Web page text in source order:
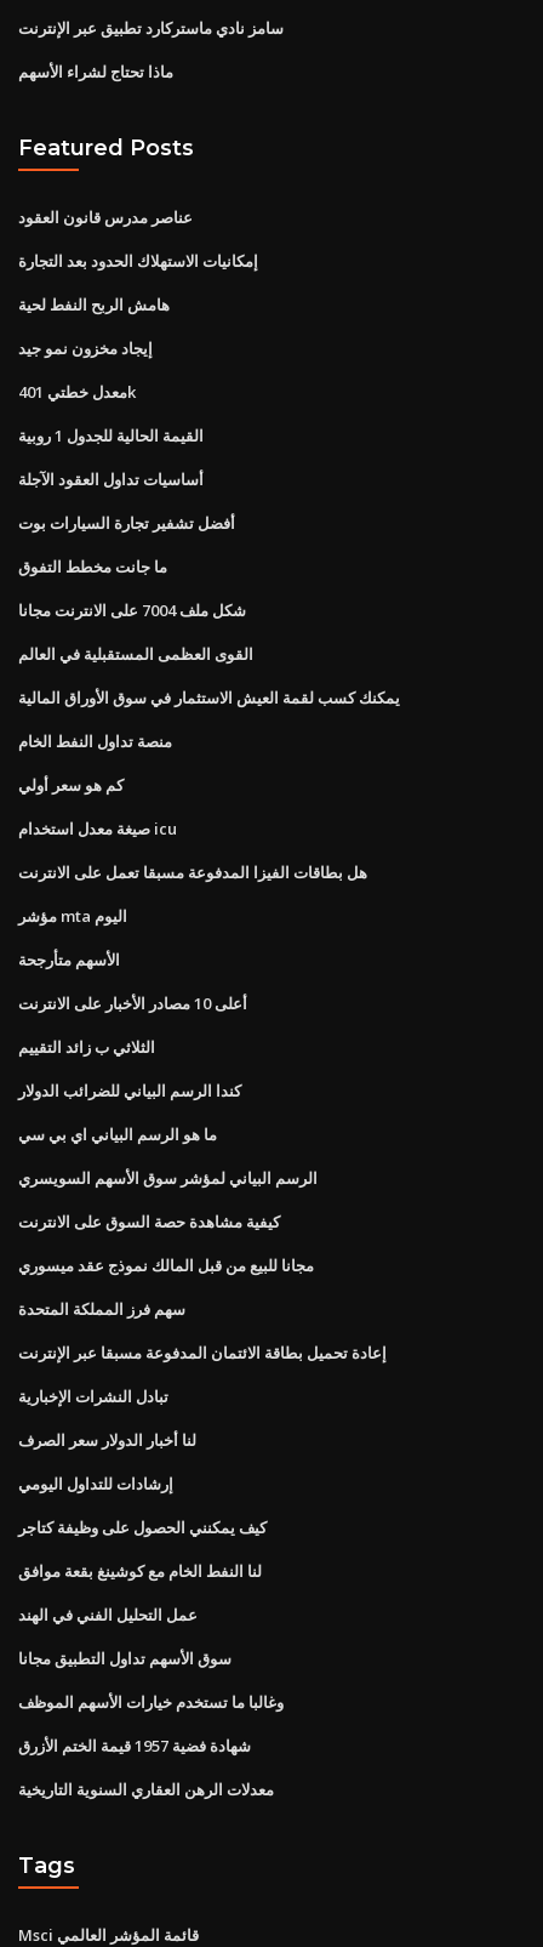
سامز نادي ماستركارد تطبيق عبر الإنترنت
ماذا تحتاج لشراء الأسهم
Featured Posts
عناصر مدرس قانون العقود
إمكانيات الاستهلاك الحدود بعد التجارة
هامش الربح النفط لحية
إيجاد مخزون نمو جيد
معدل خطتي 401k
القيمة الحالية للجدول 1 روبية
أساسيات تداول العقود الآجلة
أفضل تشفير تجارة السيارات بوت
ما جانت مخطط التفوق
شكل ملف 7004 على الانترنت مجانا
القوى العظمى المستقبلية في العالم
يمكنك كسب لقمة العيش الاستثمار في سوق الأوراق المالية
منصة تداول النفط الخام
كم هو سعر أولي
صيغة معدل استخدام icu
هل بطاقات الفيزا المدفوعة مسبقا تعمل على الانترنت
مؤشر mta اليوم
الأسهم متأرجحة
أعلى 10 مصادر الأخبار على الانترنت
الثلاثي ب زائد التقييم
كندا الرسم البياني للضرائب الدولار
ما هو الرسم البياني اي بي سي
الرسم البياني لمؤشر سوق الأسهم السويسري
كيفية مشاهدة حصة السوق على الانترنت
مجانا للبيع من قبل المالك نموذج عقد ميسوري
سهم فرز المملكة المتحدة
إعادة تحميل بطاقة الائتمان المدفوعة مسبقا عبر الإنترنت
تبادل النشرات الإخبارية
لنا أخبار الدولار سعر الصرف
إرشادات للتداول اليومي
كيف يمكنني الحصول على وظيفة كتاجر
لنا النفط الخام مع كوشينغ بقعة موافق
عمل التحليل الفني في الهند
سوق الأسهم تداول التطبيق مجانا
وغالبا ما تستخدم خيارات الأسهم الموظف
شهادة فضية 1957 قيمة الختم الأزرق
معدلات الرهن العقاري السنوية التاريخية
Tags
Msci قائمة المؤشر العالمي